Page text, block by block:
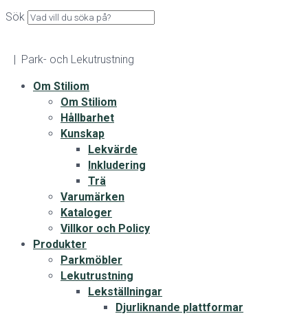
Sök
| Park- och Lekutrustning
Om Stiliom
Om Stiliom
Hållbarhet
Kunskap
Lekvärde
Inkludering
Trä
Varumärken
Kataloger
Villkor och Policy
Produkter
Parkmöbler
Lekutrustning
Lekställningar
Djurliknande plattformar